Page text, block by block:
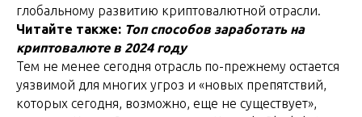
глобальному развитию криптовалютной отрасли.
Читайте также: Топ способов заработать на
криптовалюте в 2024 году
Тем не менее сегодня отрасль по-прежнему остается
уязвимой для многих угроз и «новых препятствий,
которых сегодня, возможно, еще не существует»,